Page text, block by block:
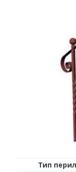
Ваш
Тип перил